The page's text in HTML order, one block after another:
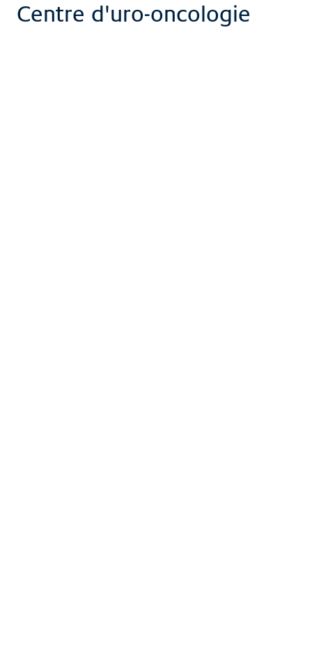
Centre d'uro-oncologie